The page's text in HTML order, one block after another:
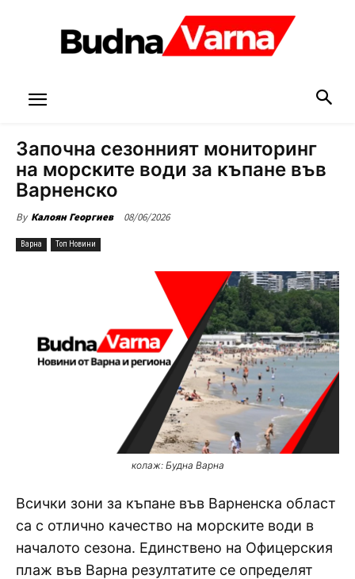
Започна сезонният мониторинг
на морските води за къпане във
Варненско
By Калоян Георгиев 08/06/2026
Варна Топ Новини
колаж: Будна Варна
Всички зони за къпане във Варненска област
са с отлично качество на морските води в
началото сезона. Единствено на Офицерския
плаж във Варна резултатите се определят